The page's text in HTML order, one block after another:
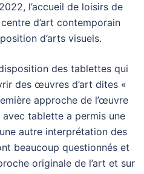
l’accueil de loisirs de
d’art contemporain
d’arts visuels.
des tablettes qui
des œuvres d’art dites «
approche de l’œuvre
tablette a permis une
autre interprétation des
beaucoup questionnés et
originale de l’art et sur